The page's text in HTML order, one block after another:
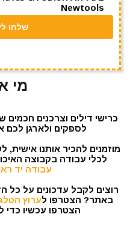
Newtools
מי
כרישי דילים וצרכנים
לספקים ולארגן לכם
מוזמנים להכיר אותנו
לכלי עבודה בקבוצה
עבודה יד
רוצים לקבל עדכונים על כל
באתר? הצטרפו לערוץ
הצטרפו עכשיו כדי